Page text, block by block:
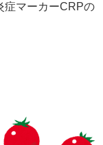
症マーカーCRPの